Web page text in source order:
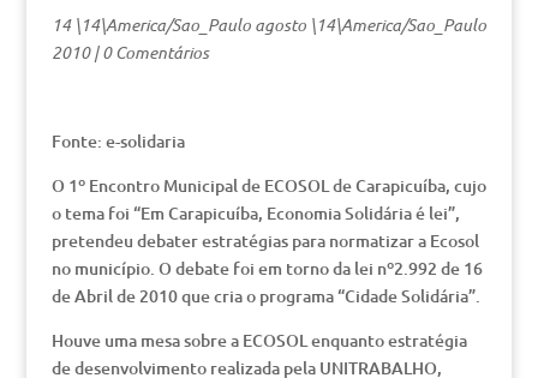
14 \14\America/Sao_Paulo agosto \14\America/Sao_Paulo
2010|0 Comentários
Fonte: e-solidaria
O 1º Encontro Municipal de ECOSOL de Carapicuíba, cujo
o tema foi “Em Carapicuíba, Economia Solidária é lei”,
pretendeu debater estratégias para normatizar a Ecosol
no município. O debate foi em torno da lei nº2.992 de 16
de Abril de 2010 que cria o programa “Cidade Solidária”.
Houve uma mesa sobre a ECOSOL enquanto estratégia
de desenvolvimento realizada pela UNITRABALHO,